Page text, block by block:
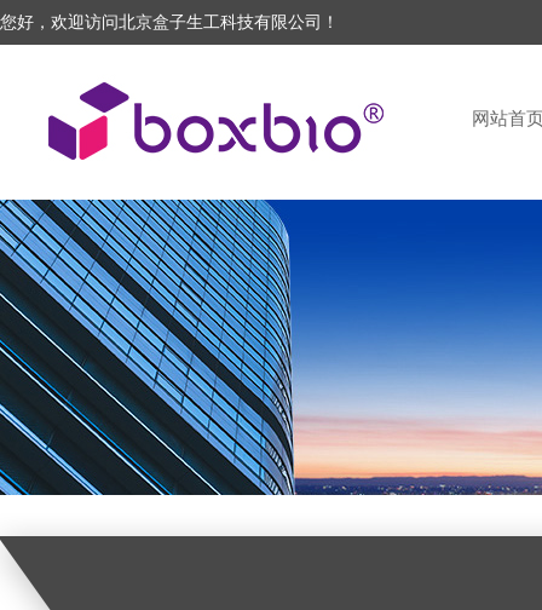
您好，欢迎访问北京盒子生工科技有限公司！
网站首